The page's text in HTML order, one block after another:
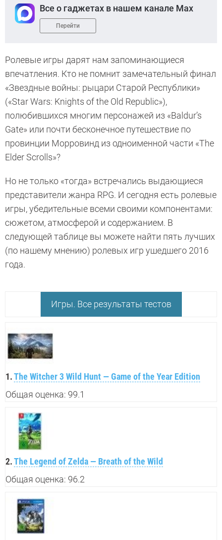
Все о гаджетах в нашем канале Max
Перейти
Ролевые игры дарят нам запоминающиеся
впечатления. Кто не помнит замечательный финал
«Звездные войны: рыцари Старой Республики»
(«Star Wars: Knights of the Old Republic»),
полюбившихся многим персонажей из «Baldur’s
Gate» или почти бесконечное путешествие по
провинции Морровинд из одноименной части «The
Elder Scrolls»?
Но не только «тогда» встречались выдающиеся
представители жанра RPG. И сегодня есть ролевые
игры, убедительные всеми своими компонентами:
сюжетом, атмосферой и содержанием. В
следующей таблице вы можете найти пять лучших
(по нашему мнению) ролевых игр ушедшего 2016
года.
Игры. Все результаты тестов
1.The Witcher 3 Wild Hunt — Game of the Year Edition
Общая оценка: 99.1
2.The Legend of Zelda — Breath of the Wild
Общая оценка: 96.2